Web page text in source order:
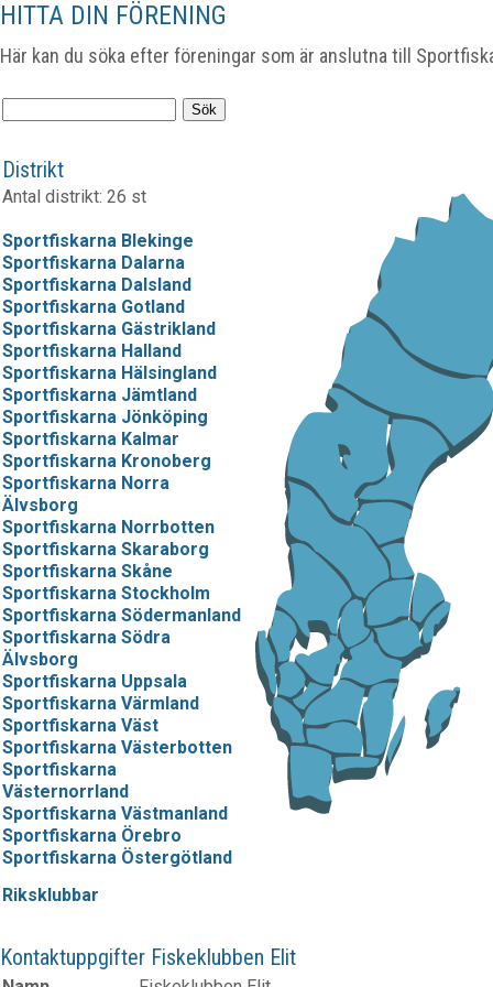
HITTA DIN FÖRENING
Här kan du söka efter föreningar som är anslutna till
Distrikt
Antal distrikt: 26 st
Sportfiskarna Blekinge
Sportfiskarna Dalarna
Sportfiskarna Dalsland
Sportfiskarna Gotland
Sportfiskarna Gästrikland
Sportfiskarna Halland
Sportfiskarna Hälsingland
Sportfiskarna Jämtland
Sportfiskarna Jönköping
Sportfiskarna Kalmar
Sportfiskarna Kronoberg
Sportfiskarna Norra
Älvsborg
Sportfiskarna Norrbotten
Sportfiskarna Skaraborg
Sportfiskarna Skåne
Sportfiskarna Stockholm
Sportfiskarna Södermanland
Sportfiskarna Södra
Älvsborg
Sportfiskarna Uppsala
Sportfiskarna Värmland
Sportfiskarna Väst
Sportfiskarna Västerbotten
Sportfiskarna
Västernorrland
Sportfiskarna Västmanland
Sportfiskarna Örebro
Sportfiskarna Östergötland
Riksklubbar
Kontaktuppgifter Fiskeklubben Elit